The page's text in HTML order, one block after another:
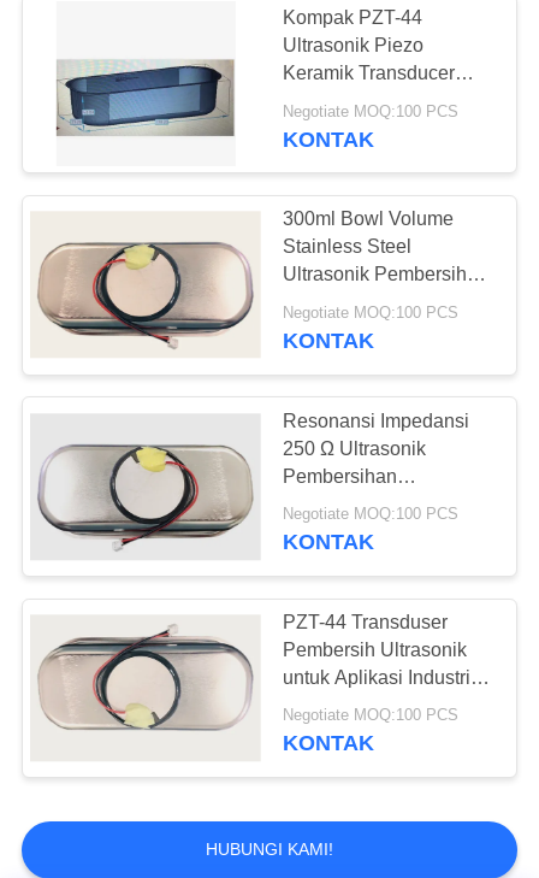
Transduser
Pengelasan
Ultrasonik
Ultrasonik Flow
Meter Transduser
Transduser Gas
Ultrasonik
9
Kompak PZT-44
Ultrasonik Piezo
Keramik Transducer
137.5G 30-60W
Negotiate MOQ:100 PCS
KONTAK
300ml Bowl Volume
Stainless Steel
Ultrasonik Pembersihan
Transducer dengan 3-
48V Supply Voltage
Negotiate MOQ:100 PCS
KONTAK
Resonansi Impedansi
250 Ω Ultrasonik
Pembersihan
Transducer untuk 300ml
Bowl Volume
Negotiate MOQ:100 PCS
KONTAK
PZT-44 Transduser
Pembersih Ultrasonik
untuk Aplikasi Industri
pada Frekuensi
Resonansi 49kHz±5%
Negotiate MOQ:100 PCS
KONTAK
HUBUNGI KAMI!